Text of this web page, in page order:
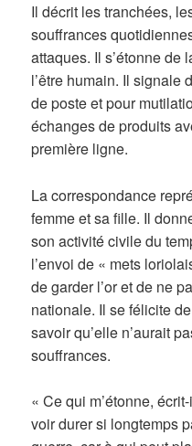
Il décrit les tranchées,
souffrances
attaques. Il s’étonne de
l’être humain. Il signale
de poste et pour
échanges de produits
première ligne.
La correspondance
femme et sa fille. Il
son activité civile du
l’envoi de « mets
de garder l’or et de ne
nationale. Il se félicite
savoir qu’elle n’aurait
souffrances.
« Ce qui m’étonne,
voir durer si longtemps